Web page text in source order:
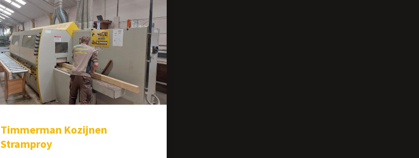
Timmerman Kozijnen
Stramproy